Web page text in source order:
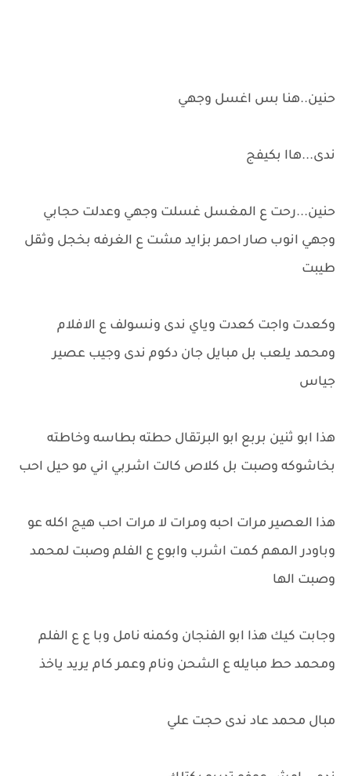
حنين..هنا بس اغسل وجهي
ندى...هاا بكيفج
حنين...رحت ع المغسل غسلت وجهي وعدلت حجابي
وجهي انوب صار احمر بزايد مشت ع الغرفه بخجل وثقل
طيبت
وكعدت واجت كعدت وياي ندى ونسولف ع الافلام
ومحمد يلعب بل مبايل جان دكوم ندى وجيب عصير
جياس
هذا ابو ثنين بربع ابو البرتقال حطته بطاسه وخاطته
بخاشوكه وصبت بل كلاص كالت اشربي اني مو حيل احب
هذا العصير مرات احبه ومرات لا مرات احب هيج اكله عو
وباودر المهم كمت اشرب وابوع ع الفلم وصبت لمحمد
وصبت الها
وجابت كيك هذا ابو الفنجان وكمنه نامل وبا ع ع الفلم
ومحمد حط مبايله ع الشحن ونام وعمر كام يريد ياخذ
مبال محمد عاد ندى حجت علي